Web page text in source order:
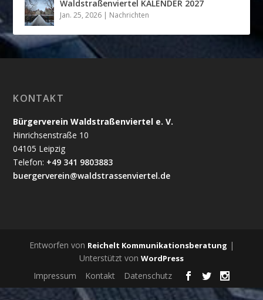
Waldstraßenviertel KALENDER 2027
Jan. 25, 2026 | Nachrichten
KONTAKT
Bürgerverein Waldstraßenviertel e. V.
Hinrichsenstraße 10
04105 Leipzig
Telefon: +49 341 9803883
buergerverein@waldstrassenviertel.de
Entworfen von Reichelt Kommunikationsberatung |
Unterstützt von WordPress
Impressum Kontakt Datenschutz